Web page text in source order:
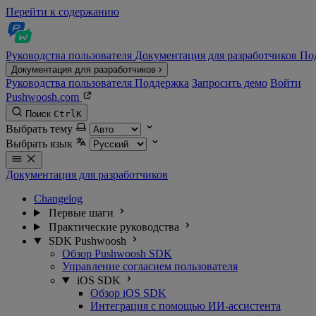
Перейти к содержанию
Руководства пользователя Документация для разработчиков
Документация для разработчиков
Руководства пользователя Поддержка Запросить демо Войти
Pushwoosh.com
Поиск CtrlK
Выбрать тему
Выбрать язык
Документация для разработчиков
Changelog
Первые шаги
Практические руководства
SDK Pushwoosh
Обзор Pushwoosh SDK
Управление согласием пользователя
iOS SDK
Обзор iOS SDK
Интеграция с помощью ИИ-ассистента